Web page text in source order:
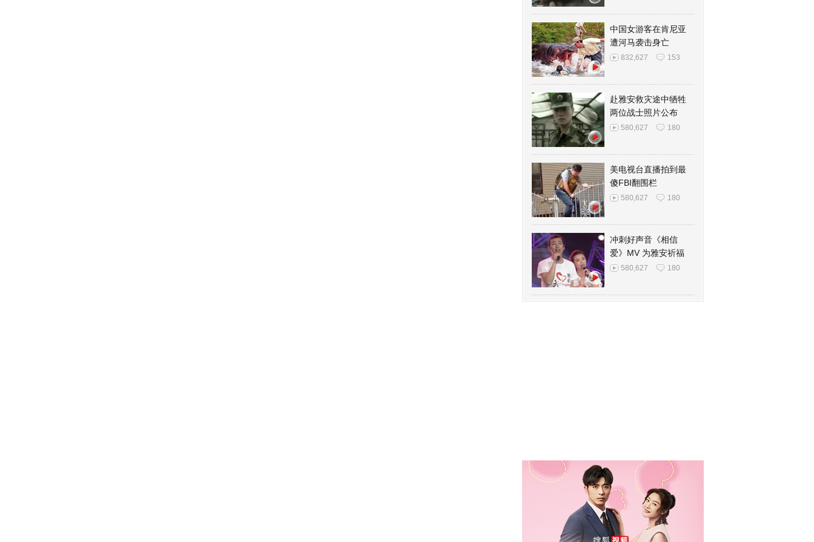
中国女游客在肯尼亚
遭河马袭击身亡
832,627 153
赴雅安救灾途中牺牲
两位战士照片公布
580,627 180
美电视台直播拍到最
傻FBI翻围栏
580,627 180
冲刺好声音《相信
爱》MV 为雅安祈福
580,627 180